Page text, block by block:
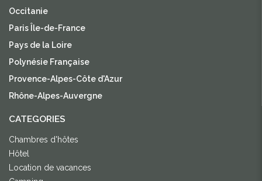
Occitanie
Paris Île-de-France
Pays de la Loire
Polynésie Française
Provence-Alpes-Côte d'Azur
Rhône-Alpes-Auvergne
CATEGORIES
Chambres d'hôtes
Hôtel
Location de vacances